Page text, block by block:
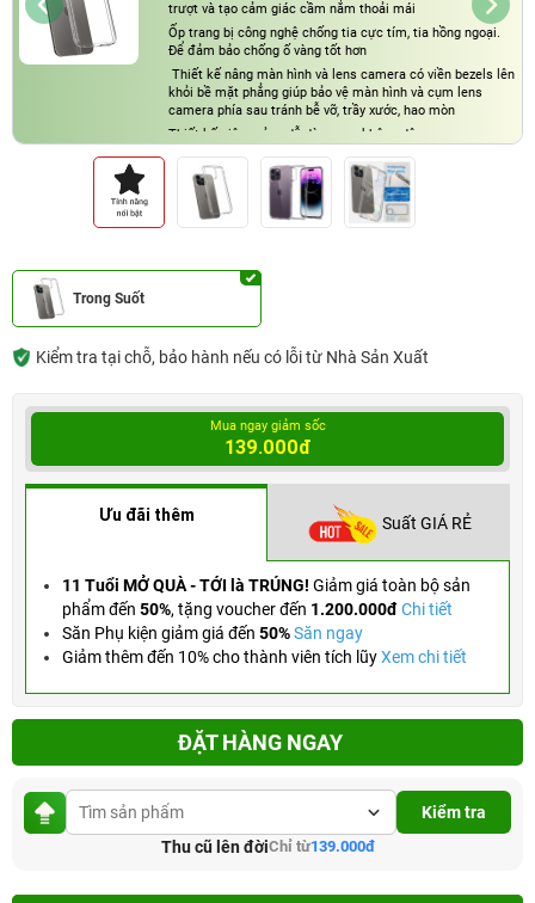
trượt và tạo cảm giác cầm nắm thoải mái
Ốp trang bị công nghệ chống tia cực tím, tia hồng ngoại.
Để đảm bảo chống ố vàng tốt hơn
Thiết kế nâng màn hình và lens camera có viền bezels lên
khỏi bề mặt phẳng giúp bảo vệ màn hình và cụm lens
camera phía sau tránh bễ vỡ, trầy xước, hao mòn
Thiết kế siêu mỏng dễ dàng sạc không dây
Trong Suốt
Kiểm tra tại chỗ, bảo hành nếu có lỗi từ Nhà Sản Xuất
Mua ngay giảm sốc
139.000đ
Ưu đãi thêm Suất GIÁ RẺ
11 Tuổi MỞ QUÀ - TỚI là TRÚNG! Giảm giá toàn bộ sản
phẩm đến 50%, tặng voucher đến 1.200.000đChi tiết
Săn Phụ kiện giảm giá đến 50%Săn ngay
Giảm thêm đến 10% cho thành viên tích lũyXem chi tiết
ĐẶT HÀNG NGAY
Kiểm tra
Thu cũ lên đờiChỉ từ139.000đ